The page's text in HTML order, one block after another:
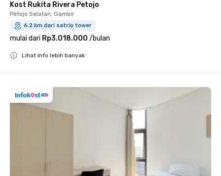
Kost Rukita Rivera Petojo
Petojo Selatan, Gambir
6.2 km dari satrio tower
mulai dari Rp3.018.000 /bulan
Lihat info lebih banyak